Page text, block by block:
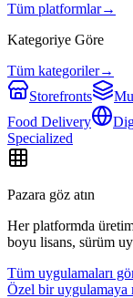
Tüm platformlar→
Kategoriye Göre
Tüm kategoriler→
Storefronts
Food Delivery
Specialized
Pazara göz atın
Her platformda
boyu lisans, sürüm
Tüm uygulamaları
Özel bir uygulamaya